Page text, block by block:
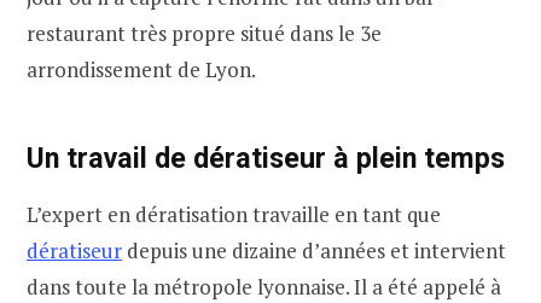
restaurant très propre situé dans le 3e
arrondissement de Lyon.
Un travail de dératiseur à plein temps
L’expert en dératisation travaille en tant que
dératiseur depuis une dizaine d’années et intervient
dans toute la métropole lyonnaise. Il a été appelé à